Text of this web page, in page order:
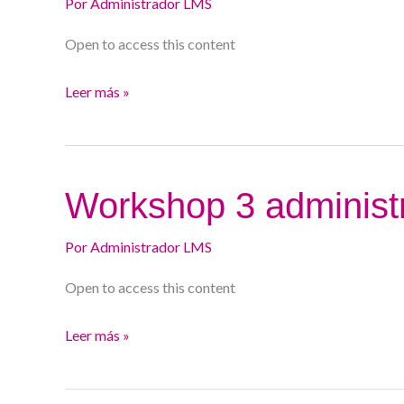
Open to access this content
Leer más »
Workshop 3
PorAdministrador LMS
Open to access this content
Workshop
3
administración.
Leer más »